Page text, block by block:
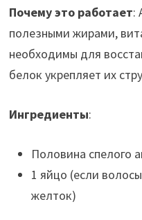
Почему это работает:
полезными жирами,
необходимы для
белок укрепляет их
Ингредиенты:
Половина спелого
1 яйцо (если
желток)